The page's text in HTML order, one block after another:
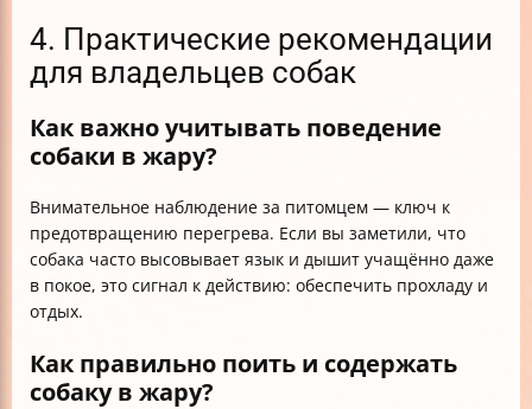
4. Практические рекомендации
для владельцев собак
Как важно учитывать поведение
собаки в жару?
Внимательное наблюдение за питомцем — ключ к
предотвращению перегрева. Если вы заметили, что
собака часто высовывает язык и дышит учащённо даже
в покое, это сигнал к действию: обеспечить прохладу и
отдых.
Как правильно поить и содержать
собаку в жару?